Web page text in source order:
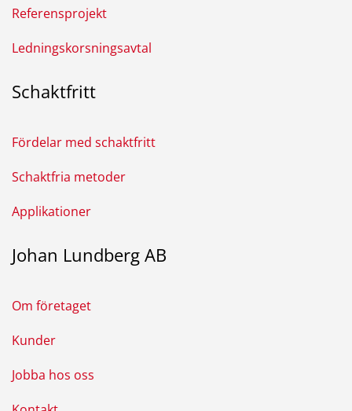
Referensprojekt
Ledningskorsningsavtal
Schaktfritt
Fördelar med schaktfritt
Schaktfria metoder
Applikationer
Johan Lundberg AB
Om företaget
Kunder
Jobba hos oss